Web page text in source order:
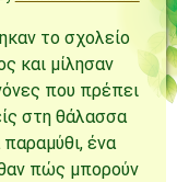
το σχολείο
και μίλησαν
που πρέπει
στη θάλασσα
ένα
πώς μπορούν